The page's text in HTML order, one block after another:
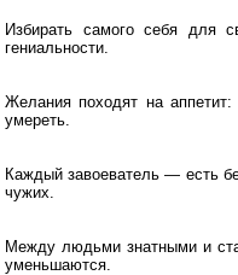
Избирать самого себя для
гениальности.
Желания походят на
умереть.
Каждый завоеватель — есть
чужих.
Между людьми знатными и
уменьшаются.